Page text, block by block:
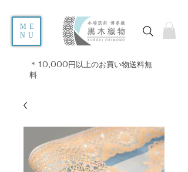
ME
NU
＊10,000円以上のお買い物送料無
料